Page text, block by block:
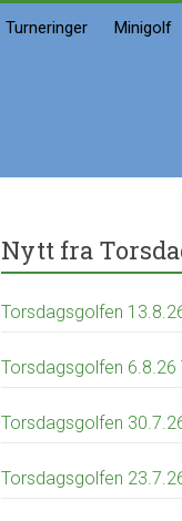
Turneringer Minigolf
Nytt fra
Torsdagsgolfen
Torsdagsgolfen 6.8.26
Torsdagsgolfen
Torsdagsgolfen